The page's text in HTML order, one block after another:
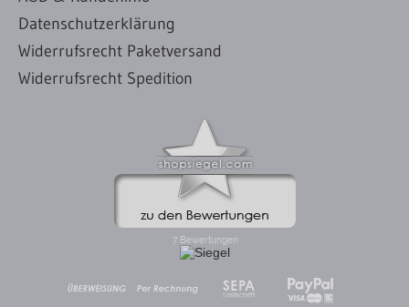
Datenschutzerklärung
Widerrufsrecht Paketversand
Widerrufsrecht Spedition